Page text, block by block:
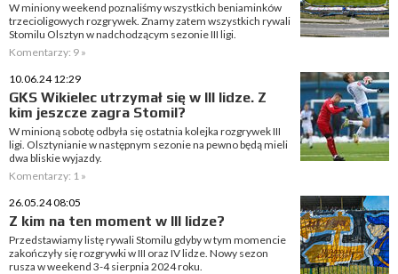
W miniony weekend poznaliśmy wszystkich beniaminków
trzecioligowych rozgrywek. Znamy zatem wszystkich rywali
Stomilu Olsztyn w nadchodzącym sezonie III ligi.
Komentarzy: 9 »
10.06.24 12:29
GKS Wikielec utrzymał się w III lidze. Z
kim jeszcze zagra Stomil?
W minioną sobotę odbyła się ostatnia kolejka rozgrywek III
ligi. Olsztynianie w następnym sezonie na pewno będą mieli
dwa bliskie wyjazdy.
Komentarzy: 1 »
26.05.24 08:05
Z kim na ten moment w III lidze?
Przedstawiamy listę rywali Stomilu gdyby w tym momencie
zakończyły się rozgrywki w III oraz IV lidze. Nowy sezon
rusza w weekend 3-4 sierpnia 2024 roku.